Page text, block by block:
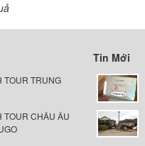
TOUR TRUNG
TOUR CHÂU ÂU
Tin Mới